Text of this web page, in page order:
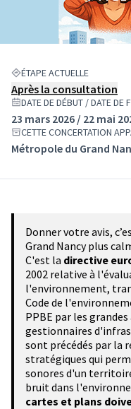
ÉTAPE ACTUELLE
Après la consultation
DATE DE DÉBUT / DATE DE
23 mars 2026 / 22 mai
CETTE CONCERTATION
Métropole du Grand
Donner votre avis,
Grand Nancy plus
C'est la directive
2002 relative à
l'environnement,
Code de
PPBE par les
gestionnaires
sont précédés par la
stratégiques qui
sonores d'un
bruit dans
cartes et plans